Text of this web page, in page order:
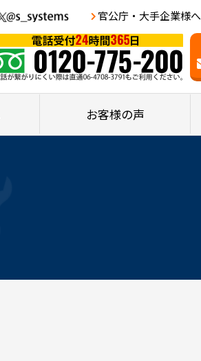
官公庁・大手企業様へ
お客様の声